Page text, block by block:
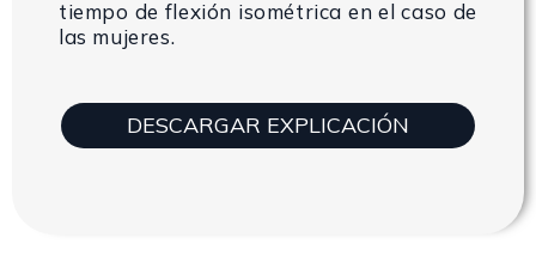
tiempo de flexión isométrica en elcaso de
las mujeres.
DESCARGAR EXPLICACIÓN